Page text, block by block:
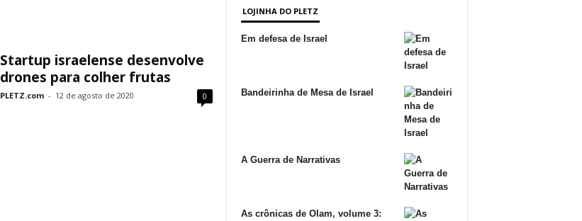
Startup israelense desenvolve
drones para colher frutas
PLETZ.com - 12 de agosto de 2020 0
LOJINHA DO PLETZ
Em defesa de Israel
Bandeirinha de Mesa de Israel
A Guerra de Narrativas
As crônicas de Olam, volume 3: